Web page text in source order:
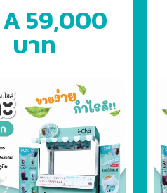
59,000
บาท